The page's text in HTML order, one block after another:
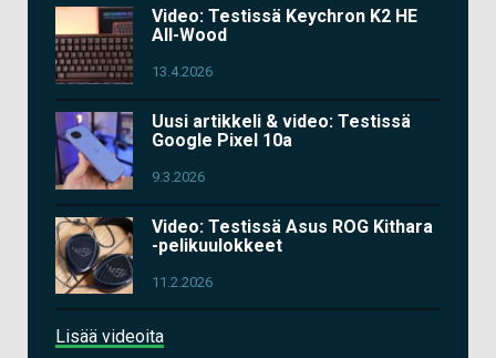
Video: Testissä Keychron K2 HE
All-Wood
13.4.2026
Uusi artikkeli & video: Testissä
Google Pixel 10a
9.3.2026
Video: Testissä Asus ROG Kithara
-pelikuulokkeet
11.2.2026
Lisää videoita